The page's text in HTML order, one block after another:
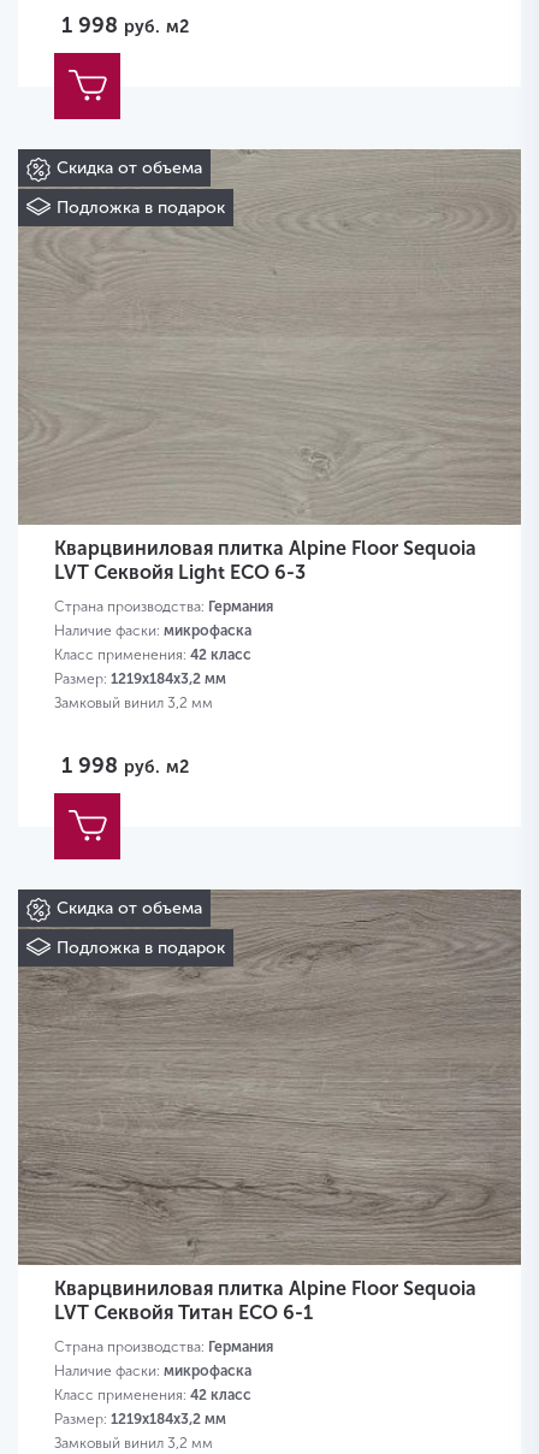
1 998 руб. м2
Скидка от объема
Подложка в подарок
Кварцвиниловая плитка Alpine Floor Sequoia
LVT Секвойя Light ECO 6-3
Страна производства: Германия
Наличие фаски: микрофаска
Класс применения: 42 класс
Размер: 1219х184х3,2 мм
Замковый винил 3,2 мм
1 998 руб. м2
Скидка от объема
Подложка в подарок
Кварцвиниловая плитка Alpine Floor Sequoia
LVT Секвойя Титан ECO 6-1
Страна производства: Германия
Наличие фаски: микрофаска
Класс применения: 42 класс
Размер: 1219х184х3,2 мм
Замковый винил 3,2 мм